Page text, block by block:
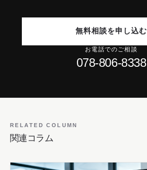
無料相談を申し込む
お電話でのご相談
078-806-8338
RELATED COLUMN
関連コラム